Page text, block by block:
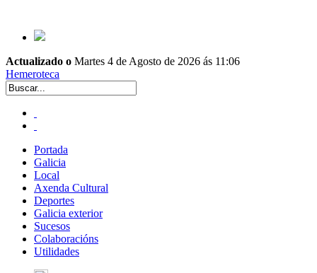
Actualizado o Martes 4 de Agosto de 2026 ás 11:06
Hemeroteca
Portada
Galicia
Local
Axenda Cultural
Deportes
Galicia exterior
Sucesos
Colaboracións
Utilidades